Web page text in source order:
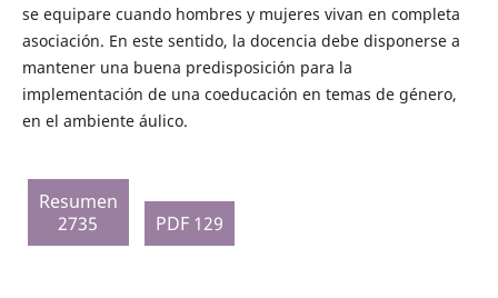
se equipare cuando hombres y mujeres vivan en completa
asociación. En este sentido, la docencia debe disponerse a
mantener una buena predisposición para la
implementación de una coeducación en temas de género,
en el ambiente áulico.
Resumen
2735
PDF 129